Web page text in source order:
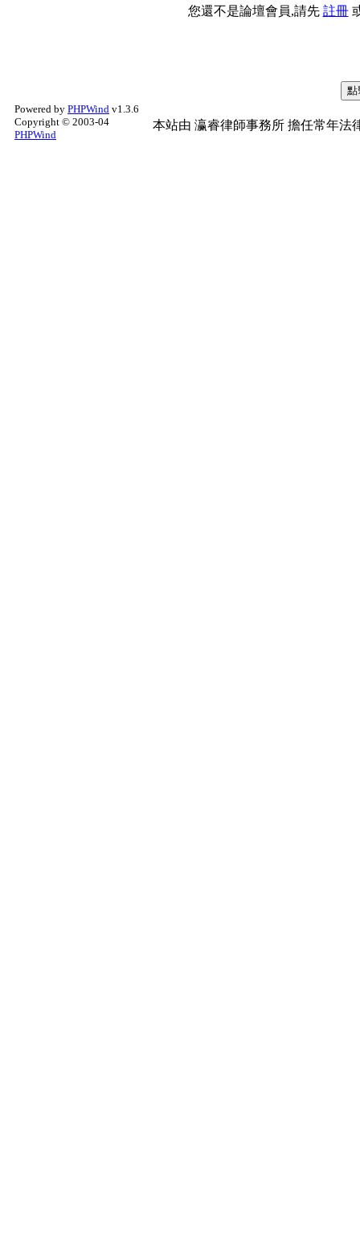
您還不是論壇會員,請先 註冊
Powered by PHPWind v1.3.6
Copyright © 2003-04
PHPWind
本站由 瀛睿律師事務所 擔任常年法